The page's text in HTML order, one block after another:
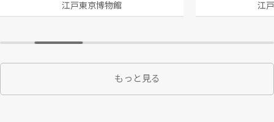
江戸東京博物館 江
もっと見る